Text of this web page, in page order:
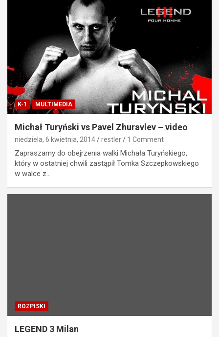
K-1 MULTIMEDIA
Michał Turyński vs Pavel Zhuravlev – video
niedziela, 6 kwietnia, 2014 restler 1 Comment
Zapraszamy do obejrzenia walki Michała Turyńskiego,
który w ostatniej chwili zastąpił Tomka Szczepkowskiego
w walce z…
ROZPISKI
LEGEND 3 Milan